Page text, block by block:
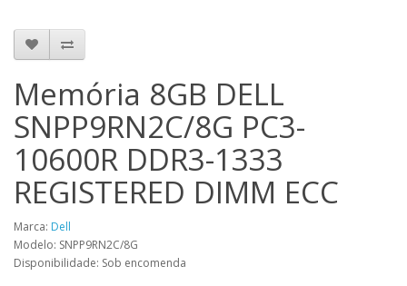
Memória 8GB DELL
SNPP9RN2C/8G PC3-
10600R DDR3-1333
REGISTERED DIMM ECC
Marca: Dell
Modelo: SNPP9RN2C/8G
Disponibilidade: Sob encomenda